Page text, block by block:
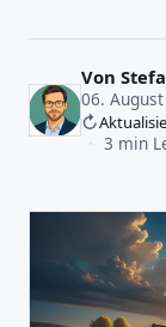
Von
06.
3 min